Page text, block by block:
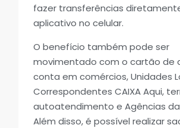
fazer transferências
aplicativo no celular.
O benefício também pode ser
movimentado com o cartão de
conta em comércios, Unidades
Correspondentes CAIXA Aqui,
autoatendimento e Agências da
Além disso, é possível realizar